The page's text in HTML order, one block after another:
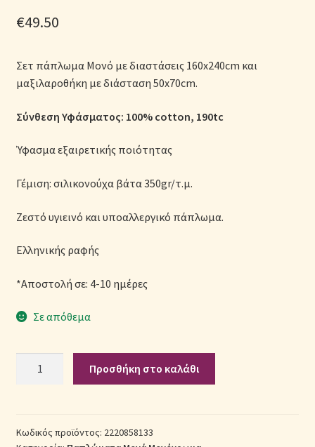
Όροι Χρήσης
Παιδικά Λευκά Είδη
Παπλώματα για Ζεστασιά & Άνεση
Πολιτική cookie
€49.50
Σετ πάπλωμα Μονό με διαστάσεις 160x240cm και
μαξιλαροθήκη με διάσταση 50x70cm.
Σύνθεση Υφάσματος: 100% cotton, 190tc
Ύφασμα εξαιρετικής ποιότητας
Γέμιση: σιλικονούχα βάτα 350gr/τ.μ.
Ζεστό υγιεινό και υποαλλεργικό πάπλωμα.
Ελληνικής ραφής
*Αποστολή σε: 4-10 ημέρες
Σε απόθεμα
(Π:
Προσθήκη στο καλάθι
Κωδικός προϊόντος: 2220858133